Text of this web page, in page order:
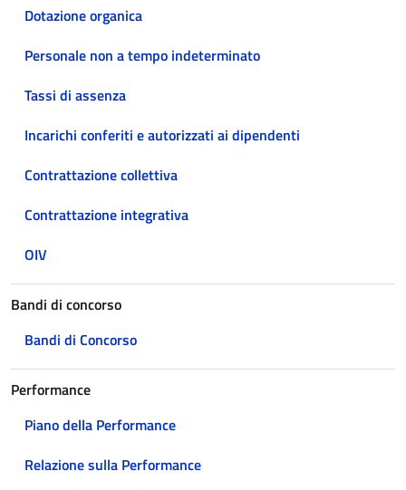
Dotazione organica
Personale non a tempo indeterminato
Tassi di assenza
Incarichi conferiti e autorizzati ai dipendenti
Contrattazione collettiva
Contrattazione integrativa
OIV
Bandi di concorso
Bandi di Concorso
Performance
Piano della Performance
Relazione sulla Performance